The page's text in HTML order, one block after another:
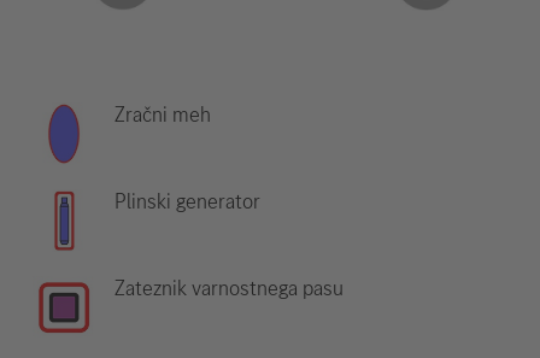
Zračni meh
Plinski generator
Zateznik varnostnega pasu